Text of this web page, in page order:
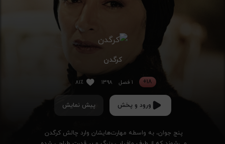
کرگدن
۱۸+ ۱ فصل ۱۳۹۸ ۸۱٪
ورود و پخش پیش نمایش